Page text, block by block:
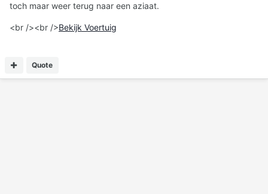
toch maar weer terug naar een aziaat.
<br /><br />Bekijk Voertuig
Quote